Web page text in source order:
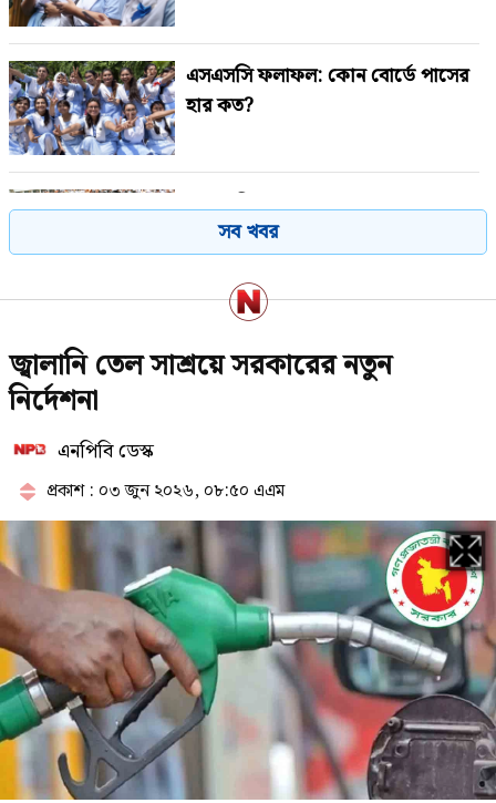
এসএসসি ফলাফল: কোন বোর্ডে পাসের
হার কত?
এসএসসি ও সমমানের ফল প্রকাশ,
পাসের হার ৬২.২৫ শতাংশ
এসএসসি পরীক্ষার ফল দ্রুত জানবেন
যেভাবে
ফেলের হার বেশি হওয়ার কারণ
জানালেন ঢাকা বোর্ডের চেয়ারম্যান
বিশ্ববাজারে ফের বাড়ল জ্বালানি তেলের
সব খবর
জ্বালানি তেল সাশ্রয়ে সরকারের নতুন
নির্দেশনা
এনপিবি ডেস্ক
প্রকাশ : ০৩ জুন ২০২৬, ০৮:৫০ এএম